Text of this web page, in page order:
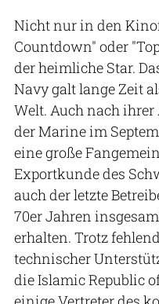
Nicht nur in den
Countdown" oder
der heimliche Star.
Navy galt lange Zeit
Welt. Auch nach
der Marine im
eine große
Exportkunde des
auch der letzte
70er Jahren
erhalten. Trotz
technischer
die Islamic Republic